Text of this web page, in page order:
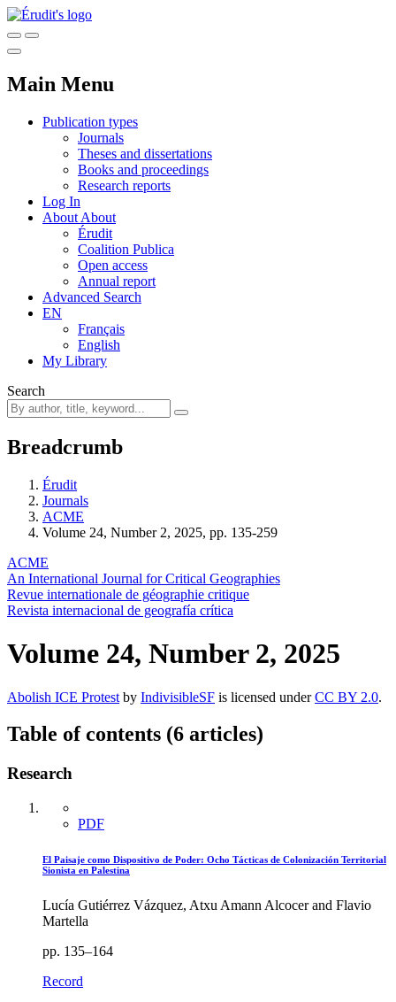
Main Menu
Publication types
Journals
Theses and dissertations
Books and proceedings
Research reports
Log In
About About
Érudit
Coalition Publica
Open access
Annual report
Advanced Search
EN
Français
English
My Library
Search
Breadcrumb
Érudit
Journals
ACME
Volume 24, Number 2, 2025, pp. 135-259
ACME
An International Journal for Critical Geographies
Revue internationale de géographie critique
Revista internacional de geografía crítica
Volume 24, Number 2, 2025
Abolish ICE Protest by IndivisibleSF is licensed underCC BY 2.0.
Table of contents (6 articles)
Research
PDF
El Paisaje como Dispositivo de Poder: Ocho Tácticas de Colonización Territorial
Sionista en Palestina
Lucía Gutiérrez Vázquez, Atxu Amann Alcocer and Flavio
Martella
pp. 135–164
Record